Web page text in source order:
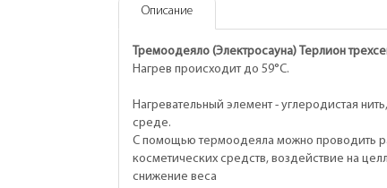
Описание
Тремоодеяло (Электросауна) Терлион
Нагрев происходит до 59°С.
Нагревательный элемент - углеродистая
среде.
С помощью термоодеяла можно проводить
косметических средств, воздействие на
снижение веса